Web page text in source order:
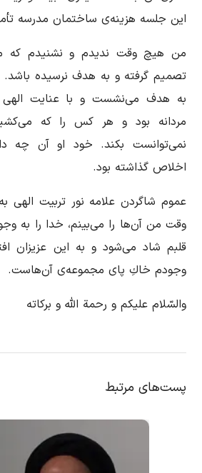
این جلسه هزینه‌ی ساختمان مدرسه
من هیچ وقت ندیدم و نشنیدم كه
تصمیم گرفته و به هدف نرسیده
به هدف می‌نشست و با عنایت
مردانه بود و هر كس را كه
نمی‌توانست بكند. خود او آن چه
اخلاص گذاشته بود.
عموم شاگردن علامه نور تربیت الهی
وقت من آن‌ها را می‌بینم، خدا را به
قلبم شاد می‌شود و به این عزیزان
وجودم خاكِ پای مجموعه‌ی آن‌هاست.
والسّلام علیكم و رحمة الله و بركاته‌‌
پست‌های مرتبط